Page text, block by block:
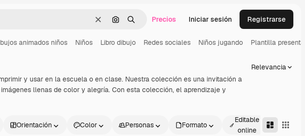
BorrarBuscar por imagen
BuscarPrecios Iniciar sesión Registrarse
animados niños Niños Libro dibujo Redes sociales Niños jugando Plantilla
y usar en la escuela o en clase. Nuestra colección es una invitación a
llenas de color y alegría. Con esta colección, el aprendizaje y
Relevancia
Orientación Color Personas Formato
Editable
online